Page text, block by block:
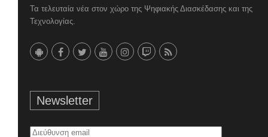
Τα τελευταία νέα στον χώρο της Ψηφιακής Διασκέδασης και της
Τεχνολογίας.
Newsletter
Διεύθυνση